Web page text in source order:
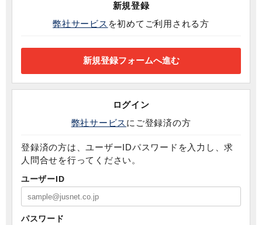
新規登録
弊社サービス を初めてご利用される方
ログイン
弊社サービス にご登録済の方
登録済の方は、ユーザーIDパスワードを入力し、求
人問合せを行ってください。
ユーザーID
パスワード